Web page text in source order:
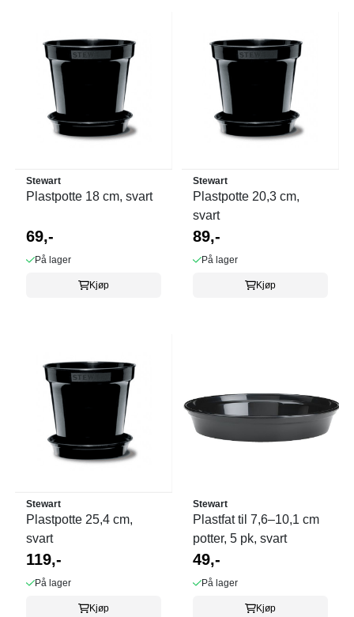
Stewart
Plastpotte 18 cm, svart
69,-
På lager
Kjøp
Stewart
Plastpotte 20,3 cm,
svart
89,-
På lager
Kjøp
Stewart
Plastpotte 25,4 cm,
svart
119,-
På lager
Kjøp
Stewart
Plastfat til 7,6–10,1 cm
potter, 5 pk, svart
49,-
På lager
Kjøp